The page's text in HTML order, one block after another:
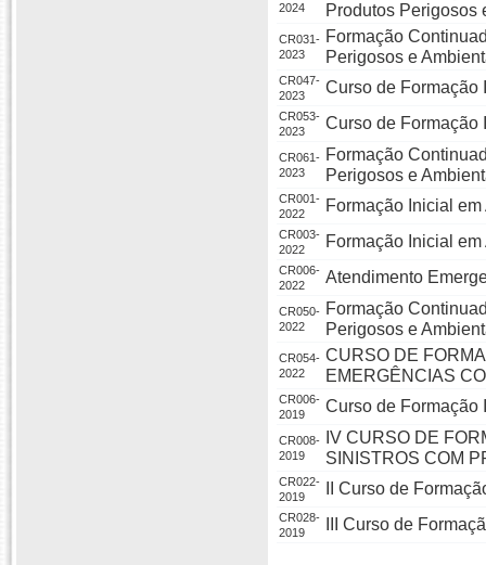
2024
Produtos Perigosos
CR031-
2023
Formação
Perigosos e
CR047-
2023
Curso de Formação
CR053-
2023
Curso de Formação
CR061-
2023
Formação
Perigosos e
CR001-
2022
Formação Inicial
CR003-
2022
Formação Inicial
CR006-
2022
Atendimento
CR050-
2022
Formação
Perigosos e
CR054-
2022
CURSO DE
EMERGÊNCIAS
CR006-
2019
Curso de Formação
CR008-
2019
IV CURSO DE
SINISTROS COM
CR022-
2019
II Curso de
CR028-
2019
III Curso de